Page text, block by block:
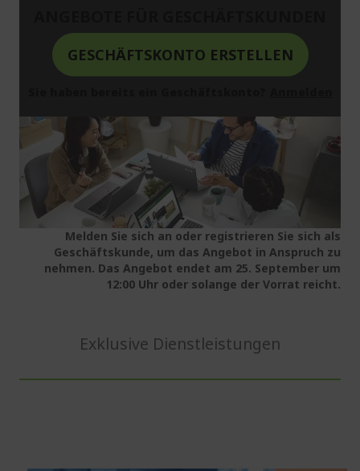
GESCHÄFTSKONTO ERSTELLEN
Melden Sie sich an oder registrieren Sie sich als
Geschäftskunde, um das Angebot in Anspruch zu
nehmen. Das Angebot endet am 25. September um
12:00 Uhr oder solange der Vorrat reicht.
Exklusive Dienstleistungen